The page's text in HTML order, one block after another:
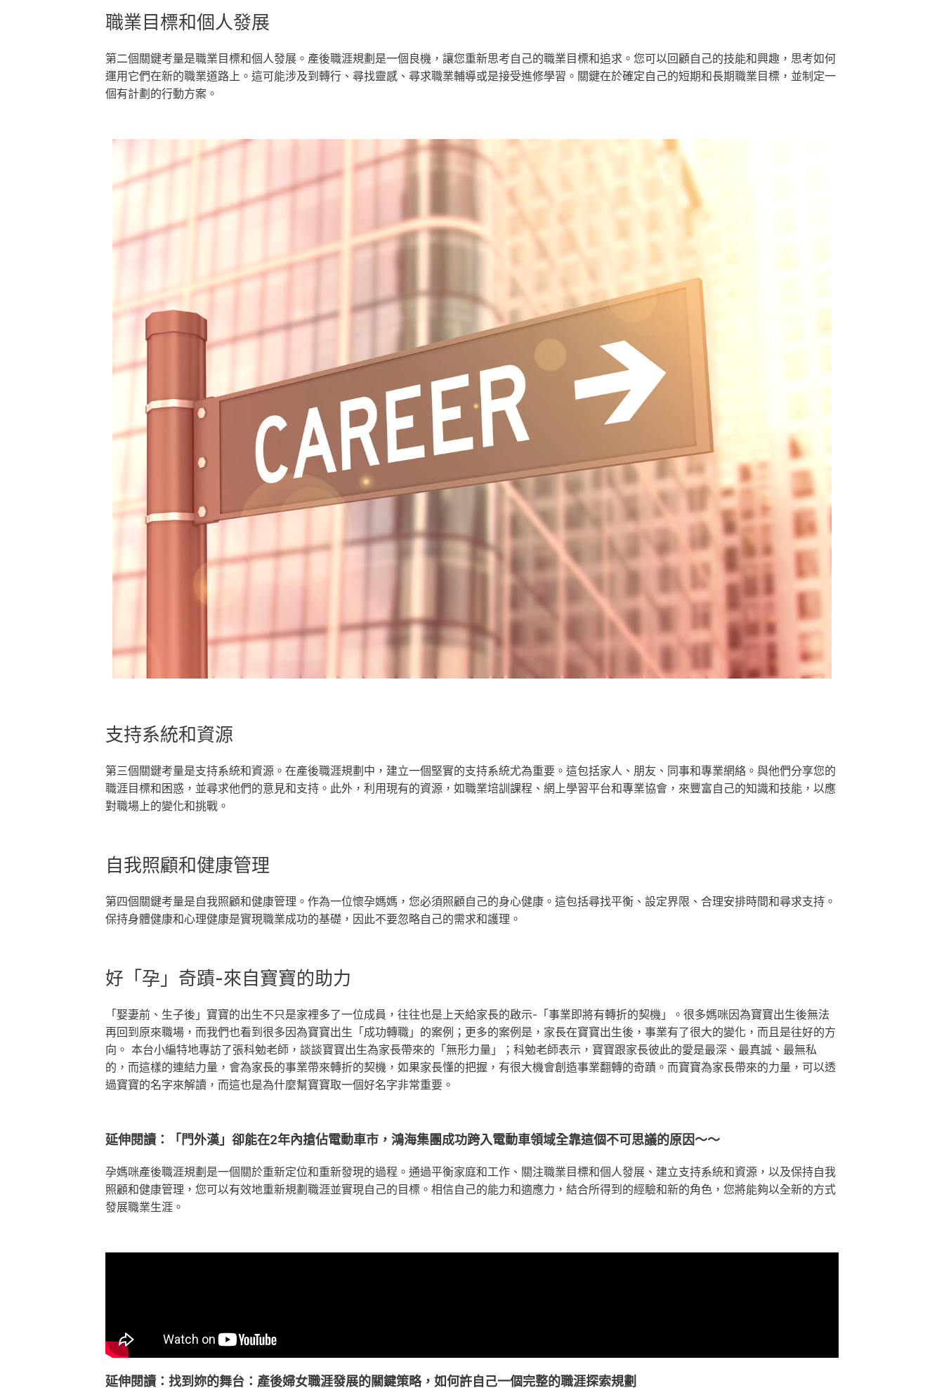
職業目標和個人發展
第二個關鍵考量是職業目標和個人發展。產後職涯規劃是一個良機，讓您重新思考自己的職業目標和追求。您可以回顧自己的技能和興趣，思考如何
運用它們在新的職業道路上。這可能涉及到轉行、尋找靈感、尋求職業輔導或是接受進修學習。關鍵在於確定自己的短期和長期職業目標，並制定一
個有計劃的行動方案。
支持系統和資源
第三個關鍵考量是支持系統和資源。在產後職涯規劃中，建立一個堅實的支持系統尤為重要。這包括家人、朋友、同事和專業網絡。與他們分享您的
職涯目標和困惑，並尋求他們的意見和支持。此外，利用現有的資源，如職業培訓課程、網上學習平台和專業協會，來豐富自己的知識和技能，以應
對職場上的變化和挑戰。
自我照顧和健康管理
第四個關鍵考量是自我照顧和健康管理。作為一位懷孕媽媽，您必須照顧自己的身心健康。這包括尋找平衡、設定界限、合理安排時間和尋求支持。
保持身體健康和心理健康是實現職業成功的基礎，因此不要忽略自己的需求和護理。
好「孕」奇蹟-來自寶寶的助力
「娶妻前、生子後」寶寶的出生不只是家裡多了一位成員，往往也是上天給家長的啟示-「事業即將有轉折的契機」。很多媽咪因為寶寶出生後無法
再回到原來職場，而我們也看到很多因為寶寶出生「成功轉職」的案例；更多的案例是，家長在寶寶出生後，事業有了很大的變化，而且是往好的方
向。 本台小編特地專訪了張科勉老師，談談寶寶出生為家長帶來的「無形力量」；科勉老師表示，寶寶跟家長彼此的愛是最深、最真誠、最無私
的，而這樣的連結力量，會為家長的事業帶來轉折的契機，如果家長懂的把握，有很大機會創造事業翻轉的奇蹟。而寶寶為家長帶來的力量，可以透
過寶寶的名字來解讀，而這也是為什麼幫寶寶取一個好名字非常重要。
延伸閱讀：「門外漢」卻能在2年內搶佔電動車市，鴻海集團成功跨入電動車領域全靠這個不可思議的原因～～
孕媽咪產後職涯規劃是一個關於重新定位和重新發現的過程。通過平衡家庭和工作、關注職業目標和個人發展、建立支持系統和資源，以及保持自我
照顧和健康管理，您可以有效地重新規劃職涯並實現自己的目標。相信自己的能力和適應力，結合所得到的經驗和新的角色，您將能夠以全新的方式
發展職業生涯。
延伸閱讀：找到妳的舞台：產後婦女職涯發展的關鍵策略，如何許自己一個完整的職涯探索規劃